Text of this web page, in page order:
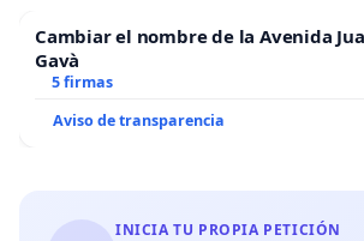
Cambiar el nombre de la Avenida
Gavà
5 firmas
Aviso de transparencia
INICIA TU PROPIA PETICIÓN